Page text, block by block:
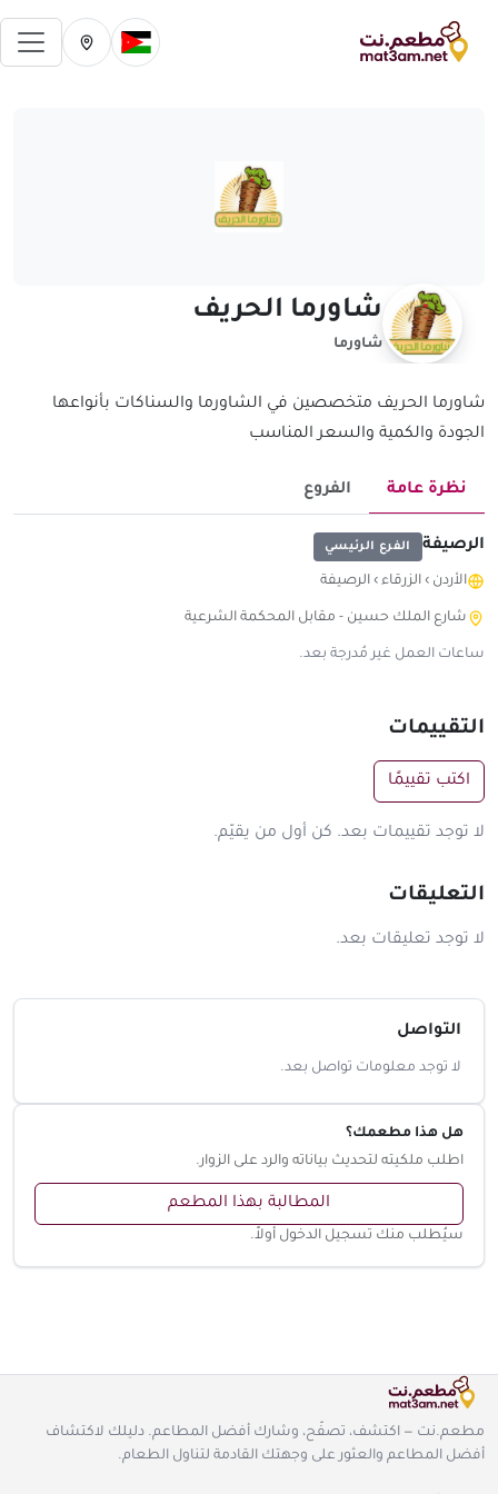
تغيير الدولة الحالية
تغيير المدينة
شاورما الحريف
شاورما
شاورما الحريف متخصصين في الشاورما والسناكات بأنواعها
الجودة والكمية والسعر المناسب
نظرة عامة الفروع
الرصيفة الفرع الرئيسي
الأردن › الزرقاء › الرصيفة
شارع الملك حسين - مقابل المحكمة الشرعية
ساعات العمل غير مُدرجة بعد.
التقييمات
اكتب تقييمًا
لا توجد تقييمات بعد. كن أول من يقيّم.
التعليقات
لا توجد تعليقات بعد.
التواصل
لا توجد معلومات تواصل بعد.
هل هذا مطعمك؟
اطلب ملكيته لتحديث بياناته والرد على الزوار.
المطالبة بهذا المطعم
سيُطلب منك تسجيل الدخول أولاً.
مطعم.نت — اكتشف، تصفّح، وشارك أفضل المطاعم. دليلك لاكتشاف
أفضل المطاعم والعثور على وجهتك القادمة لتناول الطعام.